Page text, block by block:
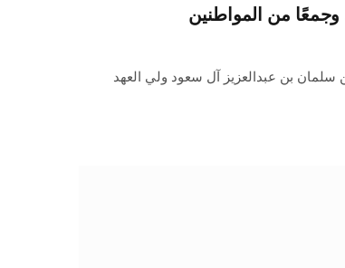
وجمعًا من المواطنين
بن عبدالعزيز آل سعود ولي العهد